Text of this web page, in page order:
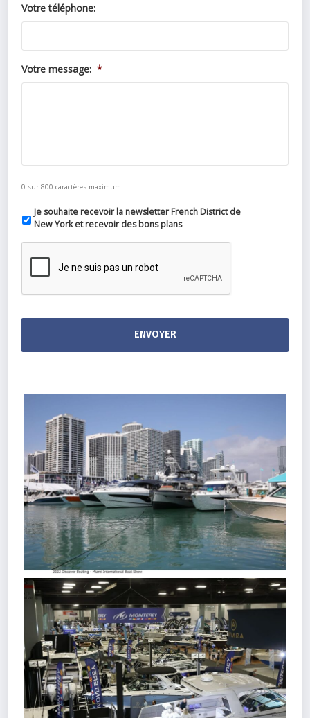
Votre téléphone:
Votre message: *
0 sur 800 caractères maximum
Je souhaite recevoir la newsletter French District de
New York et recevoir des bons plans